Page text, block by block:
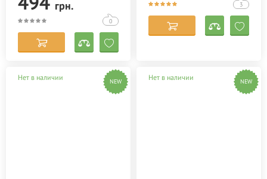
грн.
0
3
Нет в наличии NEW Нет в наличии NEW